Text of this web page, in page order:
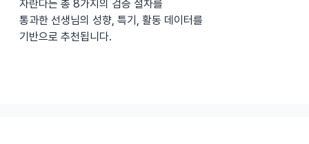
자란다는 총 8가지의 검증 절차를
통과한 선생님의 성향, 특기, 활동 데이터를
기반으로 추천됩니다.